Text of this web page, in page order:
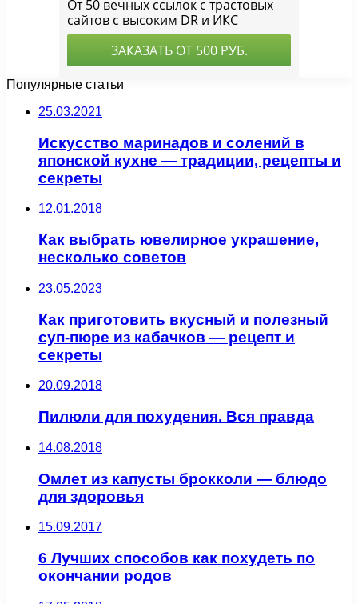
Популярные статьи
25.03.2021
Искусство маринадов и солений в
японской кухне — традиции, рецепты и
секреты
12.01.2018
Как выбрать ювелирное украшение,
несколько советов
23.05.2023
Как приготовить вкусный и полезный
суп-пюре из кабачков — рецепт и
секреты
20.09.2018
Пилюли для похудения. Вся правда
14.08.2018
Омлет из капусты брокколи — блюдо
для здоровья
15.09.2017
6 Лучших способов как похудеть по
окончании родов